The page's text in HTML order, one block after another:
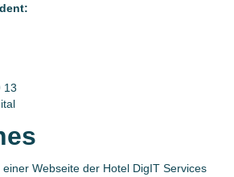
13
Webseite der Hotel DigIT Services